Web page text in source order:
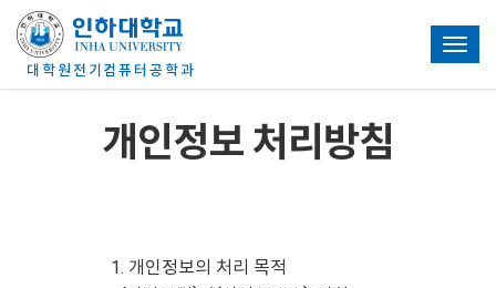
개인정보 처리방침
1. 개인정보의 처리 목적